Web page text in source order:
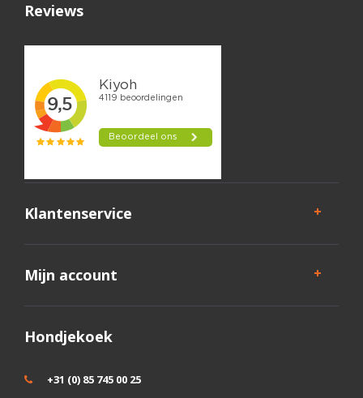
Reviews
Klantenservice
Mijn account
Hondjekoek
+31 (0) 85 745 00 25